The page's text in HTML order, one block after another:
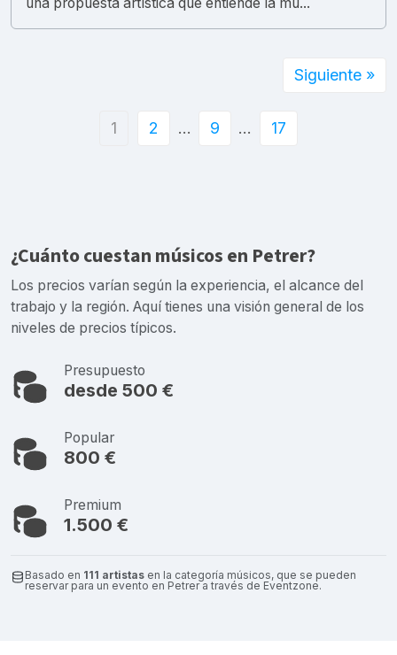
1 2 … 9 … 17
Siguiente »
¿Cuánto cuestan músicos en Petrer?
Los precios varían según la experiencia, el alcance del
trabajo y la región. Aquí tienes una visión general de los
niveles de precios típicos.
Presupuesto
desde 500 €
Popular
800 €
Premium
1.500 €
Basado en 111 artistas en la categoría músicos, que se pueden
reservar para un evento en Petrer a través de Eventzone.